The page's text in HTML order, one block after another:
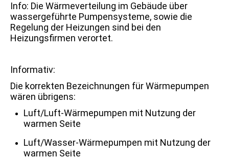
Info: Die Wärmeverteilung im Gebäude über
wassergeführte Pumpensysteme, sowie die
Regelung der Heizungen sind bei den
Heizungsfirmen verortet.
Informativ:
Die korrekten Bezeichnungen für Wärmepumpen
wären übrigens:
Luft/Luft-Wärmepumpen mit Nutzung der
warmen Seite
Luft/Wasser-Wärmepumpen mit Nutzung der
warmen Seite